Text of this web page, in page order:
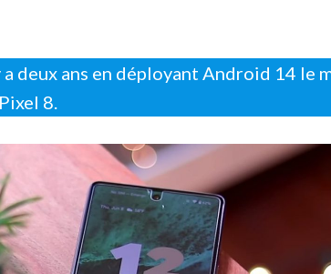
deux ans en déployant Android 14 le
8.